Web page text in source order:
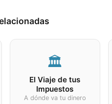
🏛️
El Viaje de tus
Impuestos
A dónde va tu dinero